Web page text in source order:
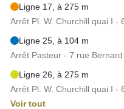
Ligne 17, à 275 m
Arrêt Pl. W. Churchill quai I -
Ligne 25, à 104 m
Arrêt Pasteur - 7 rue
Ligne 26, à 275 m
Arrêt Pl. W. Churchill quai I -
Voir tout